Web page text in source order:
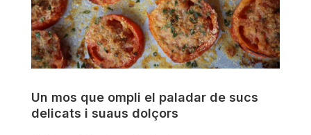
Un mos que ompli el paladar de sucs
delicats i suaus dolçors